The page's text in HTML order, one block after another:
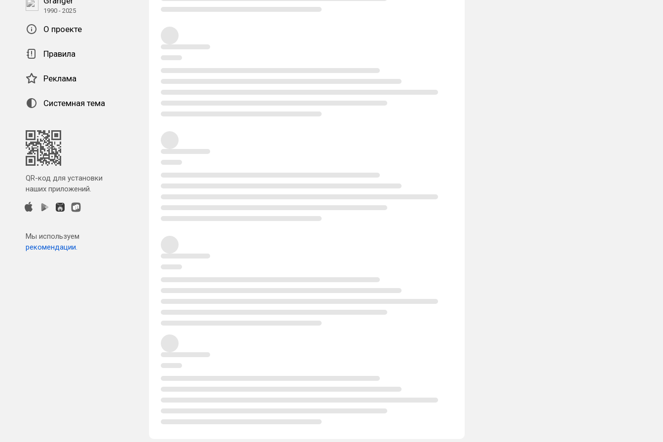
1990 - 2025
О проекте
Правила
Реклама
Системная тема
QR-код для установки
наших приложений.
Мы используем
рекомендации.